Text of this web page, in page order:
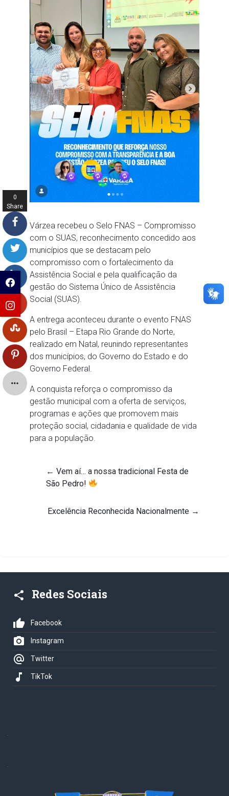
Várzea recebeu o Selo FNAS – Compromisso
com o SUAS, reconhecimento concedido aos
municípios que se destacam pelo
compromisso com o fortalecimento da
Assistência Social e pela qualificação da
gestão do Sistema Único de Assistência
Social (SUAS).
A entrega aconteceu durante o evento FNAS
pelo Brasil – Etapa Rio Grande do Norte,
realizado em Natal, reunindo representantes
dos municípios, do Governo do Estado e do
Governo Federal.
A conquista reforça o compromisso da
gestão municipal com a oferta de serviços,
programas e ações que promovem mais
proteção social, cidadania e qualidade de vida
para a população.
← Vem aí… a nossa tradicional Festa de
São Pedro!
Excelência Reconhecida Nacionalmente →
share Redes Sociais
thumb_up Facebook
photo_camera Instagram
alternate_email Twitter
music_note TikTok
0
Share
s